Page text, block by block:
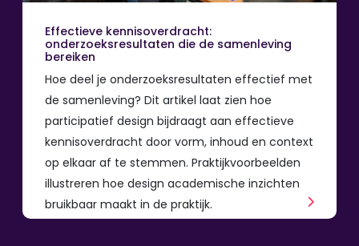
Effectieve kennisoverdracht:
onderzoeksresultaten die de samenleving
bereiken
Hoe deel je onderzoeksresultaten effectief met
de samenleving? Dit artikel laat zien hoe
participatief design bijdraagt aan effectieve
kennisoverdracht door vorm, inhoud en context
op elkaar af te stemmen. Praktijkvoorbeelden
illustreren hoe design academische inzichten
bruikbaar maakt in de praktijk.